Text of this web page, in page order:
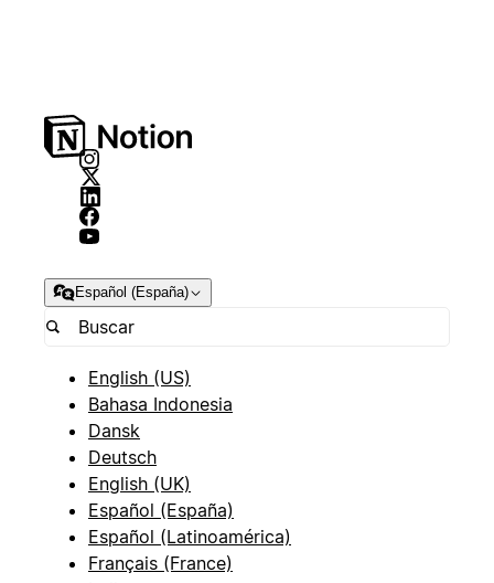
Español (España)
English (US)
Bahasa Indonesia
Dansk
Deutsch
English (UK)
Español (España)
Español (Latinoamérica)
Français (France)